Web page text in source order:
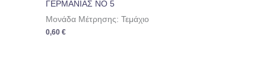
ΓΕΡΜΑΝΙΑΣ ΝΟ 5
Μονάδα Μέτρησης: Τεμάχιο
0,60€